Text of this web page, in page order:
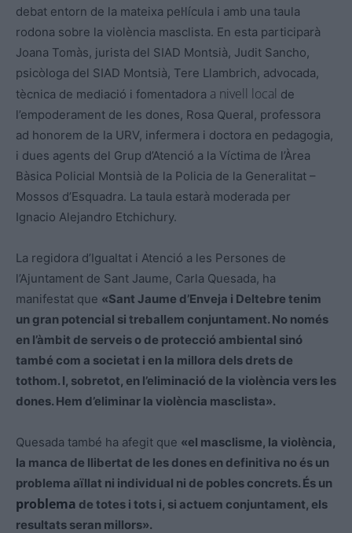
debat entorn de la mateixa pel·lícula i amb una taula
rodona sobre la violència masclista. En esta participarà
Joana Tomàs, jurista del SIAD Montsià, Judit Sancho,
psicòloga del SIAD Montsià, Tere Llambrich, advocada,
tècnica de mediació i fomentadora a nivell local de
l’empoderament de les dones, Rosa Queral, professora
ad honorem de la URV, infermera i doctora en pedagogia,
i dues agents del Grup d’Atenció a la Víctima de l’Àrea
Bàsica Policial Montsià de la Policia de la Generalitat –
Mossos d’Esquadra. La taula estarà moderada per
Ignacio Alejandro Etchichury.
La regidora d’Igualtat i Atenció a les Persones de
l’Ajuntament de Sant Jaume, Carla Quesada, ha
manifestat que «Sant Jaume d’Enveja i Deltebre tenim
un gran potencial si treballem conjuntament. No només
en l’àmbit de serveis o de protecció ambiental sinó
també com a societat i en la millora dels drets de
tothom. I, sobretot, en l’eliminació de la violència vers les
dones. Hem d’eliminar la violència masclista».
Quesada també ha afegit que «el masclisme, la violència,
la manca de llibertat de les dones en definitiva no és un
problema aïllat ni individual ni de pobles concrets. És un
problema de totes i tots i, si actuem conjuntament, els
resultats seran millors».